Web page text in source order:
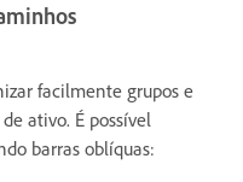
facilmente grupos e
ativo. É possível
barras oblíquas: